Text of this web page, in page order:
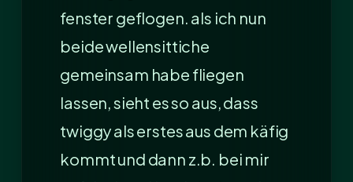
fenster geflogen. als ich nun
beide wellensittiche
gemeinsam habe fliegen
lassen, sieht es so aus, dass
twiggy als erstes aus dem käfig
kommt und dann z.b. bei mir